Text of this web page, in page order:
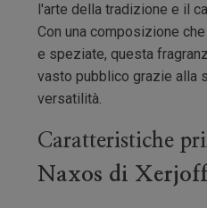
l'arte della tradizione e il
Con una composizione
e speziate, questa
vasto pubblico grazie alla
versatilità.
Caratteristiche
Naxos di Xerjoff